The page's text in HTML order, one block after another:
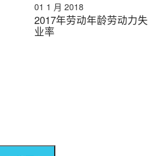
01 1 月 2018
2017年劳动年龄劳动力失
业率